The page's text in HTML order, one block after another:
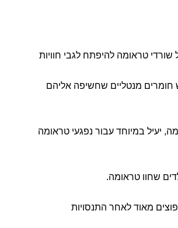
טראומה להיפתח לגבי חוויות
חומרים מנטליים שחשיפה אליהם
יעיל במיוחד עבור נפגעי טראומה
שחוו טראומה.
מאוד לאחר התנסויות